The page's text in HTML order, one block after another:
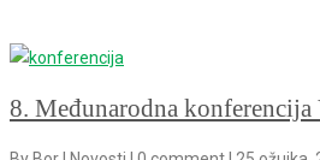
8. Međunarodna